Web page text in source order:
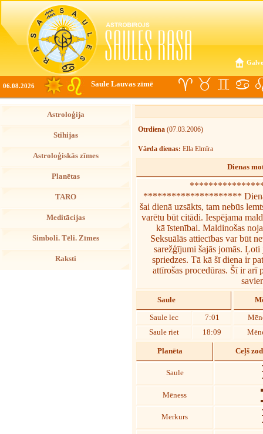
06.08.2026 Saule Lauvas zīmē
Astroloģija
Stihijas
Astroloģiskās zīmes
Planētas
TARO
Meditācijas
Simboli. Tēli. Zīmes
Raksti
Otrdiena (07.03.2006)
Vārda dienas: Ella Elmīra
Dienas
********************* Dienas
šai dienā uzsākts, tam nebūs
varētu būt citādi. Iespējama
kā īstenībai. Maldinošas
Seksuālās attiecības var būt
sarežģījumi šajās jomās. Ļoti
spriedzes. Tā kā šī diena ir
attīrošas procedūras. Šī ir arī
Saule
Saule lec
7:01
Saule riet
18:09
Planēta Ceļš
Saule
Mēness
Merkurs